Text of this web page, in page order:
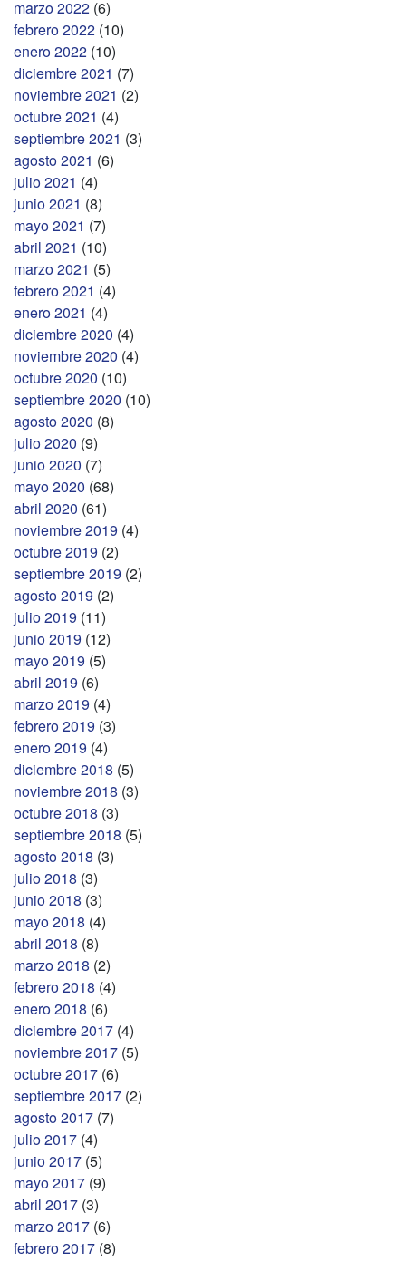
marzo 2022 (6)
febrero 2022 (10)
enero 2022 (10)
diciembre 2021 (7)
noviembre 2021 (2)
octubre 2021 (4)
septiembre 2021 (3)
agosto 2021 (6)
julio 2021 (4)
junio 2021 (8)
mayo 2021 (7)
abril 2021 (10)
marzo 2021 (5)
febrero 2021 (4)
enero 2021 (4)
diciembre 2020 (4)
noviembre 2020 (4)
octubre 2020 (10)
septiembre 2020 (10)
agosto 2020 (8)
julio 2020 (9)
junio 2020 (7)
mayo 2020 (68)
abril 2020 (61)
noviembre 2019 (4)
octubre 2019 (2)
septiembre 2019 (2)
agosto 2019 (2)
julio 2019 (11)
junio 2019 (12)
mayo 2019 (5)
abril 2019 (6)
marzo 2019 (4)
febrero 2019 (3)
enero 2019 (4)
diciembre 2018 (5)
noviembre 2018 (3)
octubre 2018 (3)
septiembre 2018 (5)
agosto 2018 (3)
julio 2018 (3)
junio 2018 (3)
mayo 2018 (4)
abril 2018 (8)
marzo 2018 (2)
febrero 2018 (4)
enero 2018 (6)
diciembre 2017 (4)
noviembre 2017 (5)
octubre 2017 (6)
septiembre 2017 (2)
agosto 2017 (7)
julio 2017 (4)
junio 2017 (5)
mayo 2017 (9)
abril 2017 (3)
marzo 2017 (6)
febrero 2017 (8)